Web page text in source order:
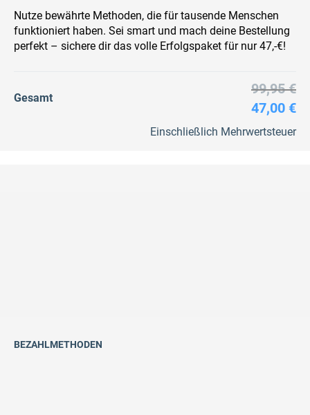
Nutze bewährte Methoden, die für tausende Menschen
funktioniert haben. Sei smart und mach deine Bestellung
perfekt – sichere dir das volle Erfolgspaket für nur 47,-€!
Gesamt
99,95 €
47,00 €
Einschließlich Mehrwertsteuer
BEZAHLMETHODEN